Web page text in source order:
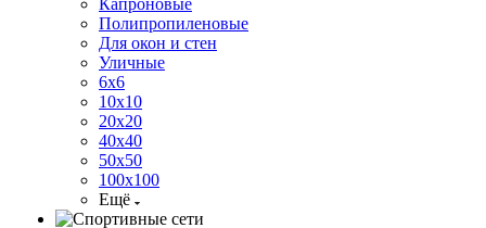
Капроновые
Полипропиленовые
Для окон и стен
Уличные
6х6
10х10
20х20
40х40
50х50
100х100
Ещё